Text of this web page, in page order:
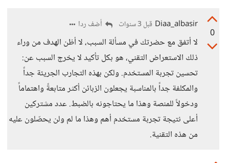
0
Diaa_albasir قبل 3 سنوات أضف ردا
لا أتفق مع حضرتك في مسألة السبب، لا أظن الهدف من وراء
ذلك الاستعراض التقني، هو بكل تأكيد لا يخرج السبب عن:
تحسين تجربة المستخدم. ولكن بهذه التجارب الجريئة جداً
والمكلفة جداً بالمناسبة يجعلون الزبائن أكثر متابعةً واهتماماً
ودخولاً للمنصة وهذا ما يحتاجونه بالضبط. عدد مشتركين
أعلى نتيجة تجربة مستخدم أهم وهذا ما لم ولن يحصّلون عليه
من هذه التقنية.